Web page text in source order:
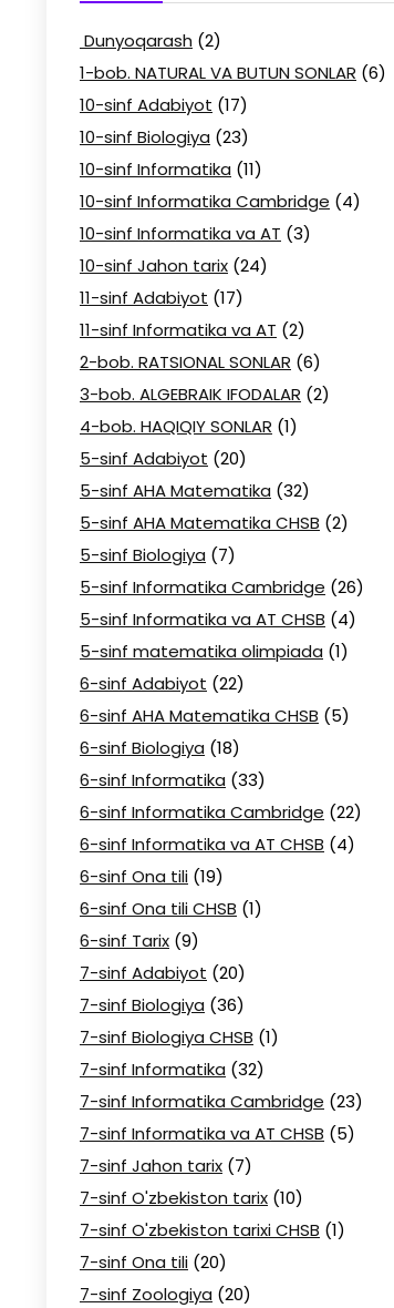
Dunyoqarash (2)
1-bob. NATURAL VA BUTUN SONLAR (6)
10-sinf Adabiyot (17)
10-sinf Biologiya (23)
10-sinf Informatika (11)
10-sinf Informatika Cambridge (4)
10-sinf Informatika va AT (3)
10-sinf Jahon tarix (24)
11-sinf Adabiyot (17)
11-sinf Informatika va AT (2)
2-bob. RATSIONAL SONLAR (6)
3-bob. ALGEBRAIK IFODALAR (2)
4-bob. HAQIQIY SONLAR (1)
5-sinf Adabiyot (20)
5-sinf AHA Matematika (32)
5-sinf AHA Matematika CHSB (2)
5-sinf Biologiya (7)
5-sinf Informatika Cambridge (26)
5-sinf Informatika va AT CHSB (4)
5-sinf matematika olimpiada (1)
6-sinf Adabiyot (22)
6-sinf AHA Matematika CHSB (5)
6-sinf Biologiya (18)
6-sinf Informatika (33)
6-sinf Informatika Cambridge (22)
6-sinf Informatika va AT CHSB (4)
6-sinf Ona tili (19)
6-sinf Ona tili CHSB (1)
6-sinf Tarix (9)
7-sinf Adabiyot (20)
7-sinf Biologiya (36)
7-sinf Biologiya CHSB (1)
7-sinf Informatika (32)
7-sinf Informatika Cambridge (23)
7-sinf Informatika va AT CHSB (5)
7-sinf Jahon tarix (7)
7-sinf O'zbekiston tarix (10)
7-sinf O'zbekiston tarixi CHSB (1)
7-sinf Ona tili (20)
7-sinf Zoologiya (20)